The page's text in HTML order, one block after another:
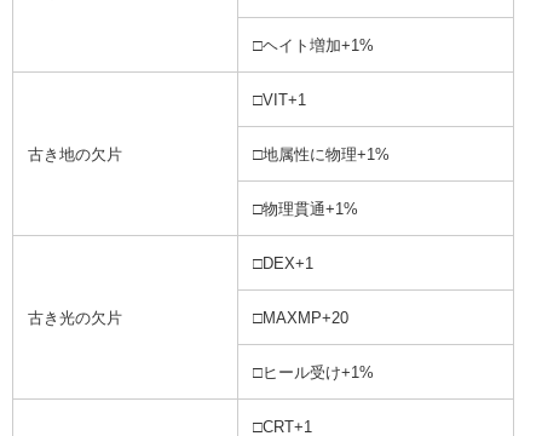
□ヘイト増加+1%
古き地の欠片
□VIT+1
□地属性に物理+1%
□物理貫通+1%
古き光の欠片
□DEX+1
□MAXMP+20
□ヒール受け+1%
□CRT+1